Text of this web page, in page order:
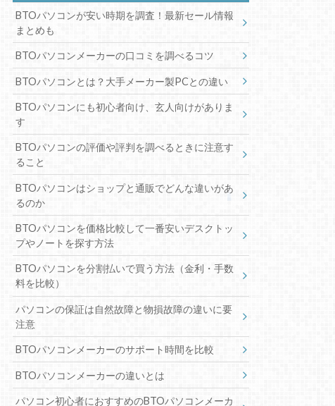
BTOパソコンが安い時期を調査！最新セール情報
まとめも
BTOパソコンメーカーの口コミを調べるコツ
BTOパソコンとは？大手メーカー製PCとの違い
BTOパソコンにも初心者向け、玄人向けがありま
す
BTOパソコンの評価や評判を調べるときに注意す
ること
BTOパソコンはショップと通販でどんな違いがあ
るのか
BTOパソコンを価格比較して一番安いデスクトッ
プやノートを探す方法
BTOパソコンを分割払いで買う方法（金利・手数
料を比較）
パソコンの保証は自然故障と物損故障の違いに要
注意
BTOパソコンメーカーのサポート時間を比較
BTOパソコンメーカーの違いとは
パソコン初心者におすすめのBTOパソコンメーカ